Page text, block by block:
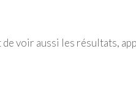
voir aussi les résultats,